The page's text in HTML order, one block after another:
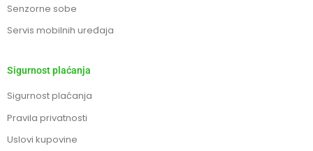
Senzorne sobe
Servis mobilnih uređaja
Sigurnost plaćanja
Sigurnost plaćanja
Pravila privatnosti
Uslovi kupovine